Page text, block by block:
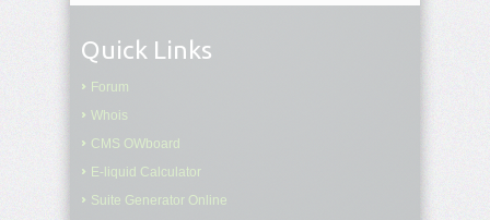
Quick Links
Forum
Whois
CMS OWboard
E-liquid Calculator
Suite Generator Online